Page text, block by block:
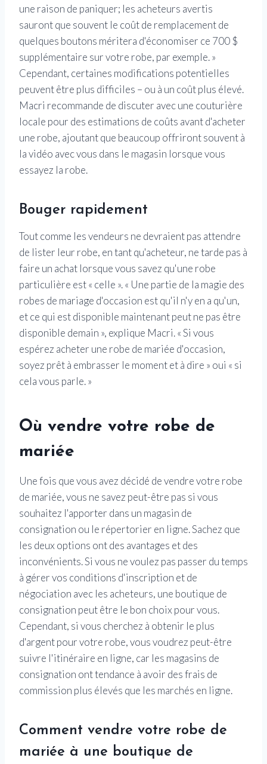
une raison de paniquer; les acheteurs avertis
sauront que souvent le coût de remplacement de
quelques boutons méritera d'économiser ce 700 $
supplémentaire sur votre robe, par exemple. »
Cependant, certaines modifications potentielles
peuvent être plus difficiles – ou à un coût plus élevé.
Macri recommande de discuter avec une couturière
locale pour des estimations de coûts avant d'acheter
une robe, ajoutant que beaucoup offriront souvent à
la vidéo avec vous dans le magasin lorsque vous
essayez la robe.
Bouger rapidement
Tout comme les vendeurs ne devraient pas attendre
de lister leur robe, en tant qu'acheteur, ne tarde pas à
faire un achat lorsque vous savez qu'une robe
particulière est « celle ». « Une partie de la magie des
robes de mariage d'occasion est qu'il n'y en a qu'un,
et ce qui est disponible maintenant peut ne pas être
disponible demain », explique Macri. « Si vous
espérez acheter une robe de mariée d'occasion,
soyez prêt à embrasser le moment et à dire » oui « si
cela vous parle. »
Où vendre votre robe de
mariée
Une fois que vous avez décidé de vendre votre robe
de mariée, vous ne savez peut-être pas si vous
souhaitez l'apporter dans un magasin de
consignation ou le répertorier en ligne. Sachez que
les deux options ont des avantages et des
inconvénients. Si vous ne voulez pas passer du temps
à gérer vos conditions d'inscription et de
négociation avec les acheteurs, une boutique de
consignation peut être le bon choix pour vous.
Cependant, si vous cherchez à obtenir le plus
d'argent pour votre robe, vous voudrez peut-être
suivre l'itinéraire en ligne, car les magasins de
consignation ont tendance à avoir des frais de
commission plus élevés que les marchés en ligne.
Comment vendre votre robe de
mariée à une boutique de